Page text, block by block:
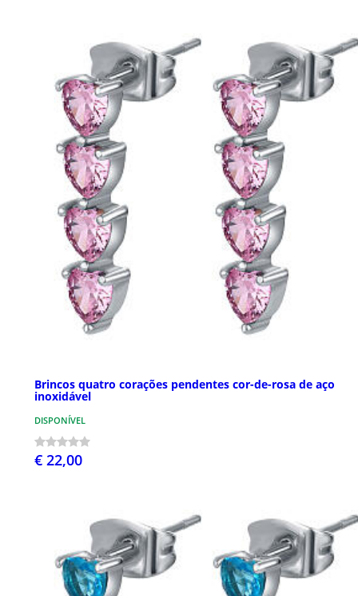
Brincos quatro corações pendentes cor-de-rosa de aço
inoxidável
DISPONÍVEL
€ 22,00